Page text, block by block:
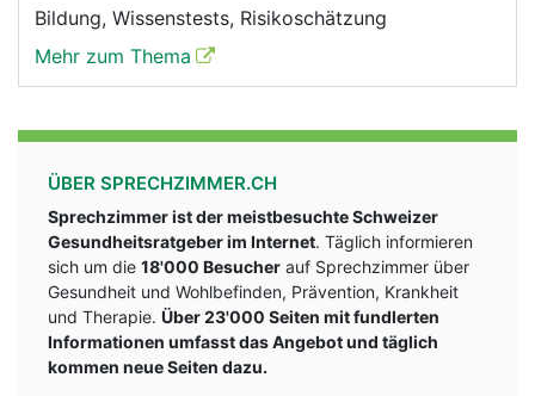
Bildung, Wissenstests, Risikoschätzung
Mehr zum Thema
ÜBER SPRECHZIMMER.CH
Sprechzimmer ist der meistbesuchte Schweizer
Gesundheitsratgeber im Internet. Täglich informieren
sich um die 18'000 Besucher auf Sprechzimmer über
Gesundheit und Wohlbefinden, Prävention, Krankheit
und Therapie. Über 23'000 Seiten mit fundlerten
Informationen umfasst das Angebot und täglich
kommen neue Seiten dazu.